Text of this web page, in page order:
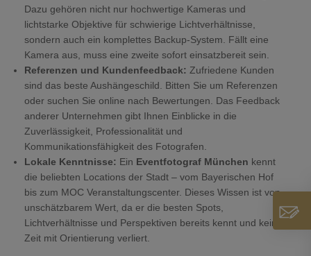
Dazu gehören nicht nur hochwertige Kameras und
lichtstarke Objektive für schwierige Lichtverhältnisse,
sondern auch ein komplettes Backup-System. Fällt eine
Kamera aus, muss eine zweite sofort einsatzbereit sein.
Referenzen und Kundenfeedback: Zufriedene Kunden
sind das beste Aushängeschild. Bitten Sie um Referenzen
oder suchen Sie online nach Bewertungen. Das Feedback
anderer Unternehmen gibt Ihnen Einblicke in die
Zuverlässigkeit, Professionalität und
Kommunikationsfähigkeit des Fotografen.
Lokale Kenntnisse: Ein Eventfotograf München kennt
die beliebten Locations der Stadt – vom Bayerischen Hof
bis zum MOC Veranstaltungscenter. Dieses Wissen ist von
unschätzbarem Wert, da er die besten Spots,
Lichtverhältnisse und Perspektiven bereits kennt und keine
Zeit mit Orientierung verliert.